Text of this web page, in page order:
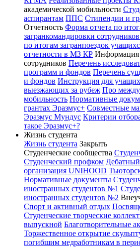
академической мобильности
аспирантам ППС Стипендии и
Отчетность Форма отчета по
загранкомандировки
по итогам загранпоездок
отчетности в МЗ КР Информация
сотрудников Перечень
программ и фондов Перечень
и фондов Инструкция для
выезжающих за рубеж Про
мобильность Нормативные
грантах Эразмус+ Совместные
Эразмус Мундус Критерии
такое Эразмус+?
Жизнь студента
Жизнь студента Закрыть
Студенческие сообщества
Студенческий профком
организация UNIHOOD
Нормативные документы
иностранных студентов №1
иностранных студентов №2
Спорт и активный отдых
Студенческие творческие
выпускной Благотворительные
Торжественное открытие
погибшим медработникам в